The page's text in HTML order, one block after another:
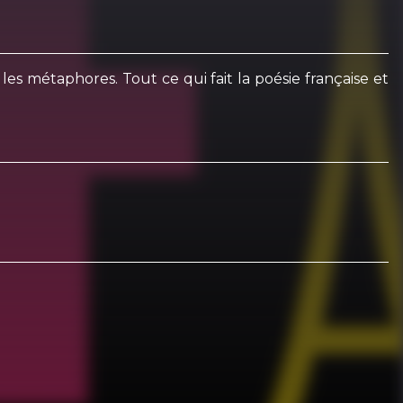
métaphores. Tout ce qui fait la poésie française et